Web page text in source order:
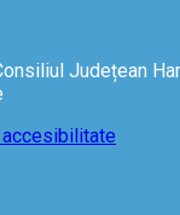
Județean